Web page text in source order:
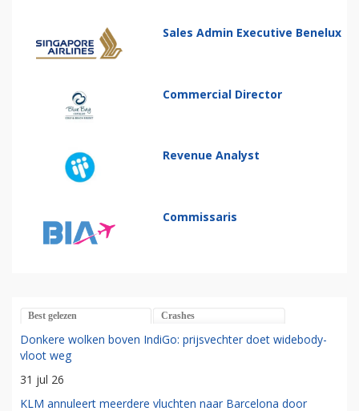
Sales Admin Executive Benelux
Commercial Director
Revenue Analyst
Commissaris
Best gelezen Crashes
Donkere wolken boven IndiGo: prijsvechter doet widebody-
vloot weg
31 jul 26
KLM annuleert meerdere vluchten naar Barcelona door